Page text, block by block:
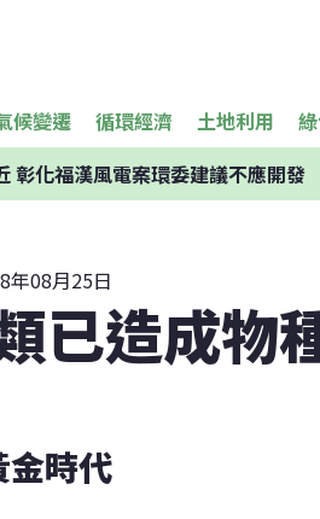
候變遷 循環經濟 土地利用
彰化福漢風電案環委建議不應開發
年08月25日
已造成物
時代